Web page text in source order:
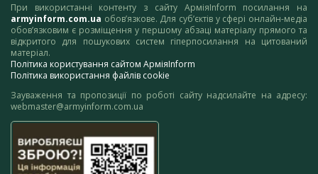
При використанні контенту з сайту АрміяInform посилання на
armyinform.com.ua обов’язкове. Для суб’єктів у сфері онлайн-медіа
обов’язковим є розміщення у першому абзаці матеріалу прямого та
відкритого для пошукових систем гіперпосилання на цитований
матеріал.
Політика користування сайтом АрміяInform
Політика використання файлів cookie
Зауваження та пропозиції по роботі сайту надсилайте на адресу:
webmaster@armyinform.com.ua